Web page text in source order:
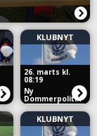
KLUBNYT
26. marts kl.
08:19
Ny
Dommerpolitik
i Aalborg KFUM
KLUBNYT